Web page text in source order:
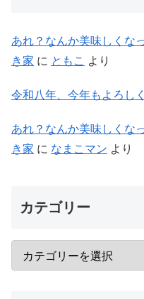
あれ？なんか美味しくな
き家 に ともこ より
令和八年、今年もよろし
あれ？なんか美味しくな
き家 に なまこマン より
カテゴリー